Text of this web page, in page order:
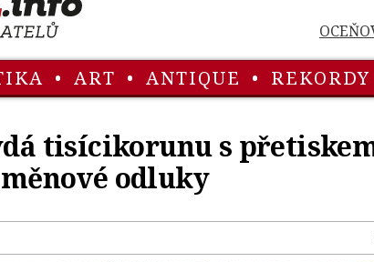
• ART • ANTIQUE • REKORDY
tisícikorunu s
odluky